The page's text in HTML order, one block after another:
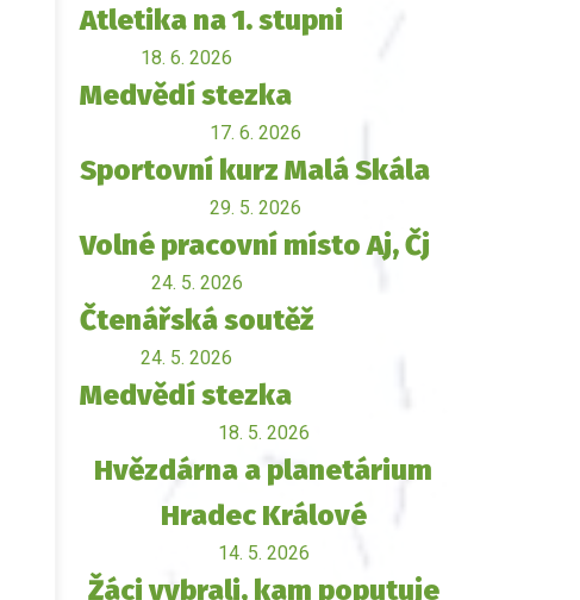
Atletika na 1. stupni
18. 6. 2026
Medvědí stezka
17. 6. 2026
Sportovní kurz Malá Skála
29. 5. 2026
Volné pracovní místo Aj, Čj
24. 5. 2026
Čtenářská soutěž
24. 5. 2026
Medvědí stezka
18. 5. 2026
Hvězdárna a planetárium
Hradec Králové
14. 5. 2026
Žáci vybrali, kam poputuje